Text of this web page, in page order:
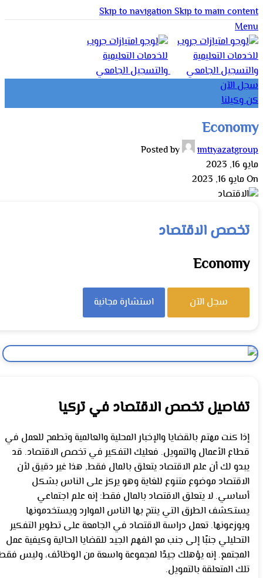
Skip to navigationSkip to main content
Menu
سجل الآن
كن وكيلنا
Economy
Posted by
imtiyazatgroup
مايو 16, 2023
On مايو 16, 2023
تخصص الاقتصاد
Economy
سجل الآن استشارة مجانية
تفاصيل تخصص الاقتصاد في تركيا
إذا كنت مهتم بالقضايا والإخبار المحلية والعالمية وتطمح للعمل في
قطاع الأعمال والتمويل. فعليك التفكير في تخصص الاقتصاد. قد
يبدو لك أن علم الاقتصاد يتعلق بالمال فقط, هذا غير دقيق لأن
الاقتصاد موضوع متنوع للغاية وهو يركز على الناس بشكل
أساسي. لا يتعلق الاقتصاد بالمال فقط: إنه علم اجتماعي
يستكشف الطرق التي ينتج بها الناس الموارد ويستخدمونها
ويوزعونها. تعمل دراسة الاقتصاد في الجامعة على تطوير التفكير
التحليلي جنبًا إلى جنب مع الفهم الجيد للقضايا الحالية وكيفية عمل
المجتمع. إنه يؤهلك جيدًا لمجموعة واسعة من الوظائف، وليس
تلك المتعلقة بالتمويل.